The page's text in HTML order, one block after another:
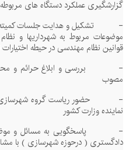
گزارشگیری عملکرد دستگاه های
- تشکیل و هدایت جلسات کمیته
موضوعات مربوط به شهرداریها و
قوانین نظام مهندسی در حیطه
- بررسی و ابلاغ حرائم
مصوب
- حضور ریاست گروه
نماینده وزارت کشور
- پاسخگویی به مسائل و
دادگستری ( درحوزه شهرسازی ) با